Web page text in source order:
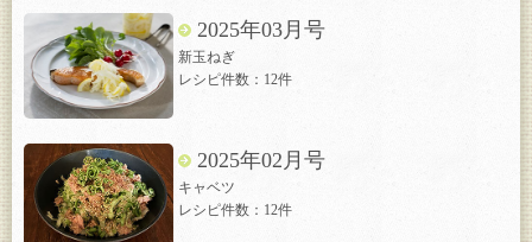
2025年03月号
新玉ねぎ
レシピ件数：12件
2025年02月号
キャベツ
レシピ件数：12件